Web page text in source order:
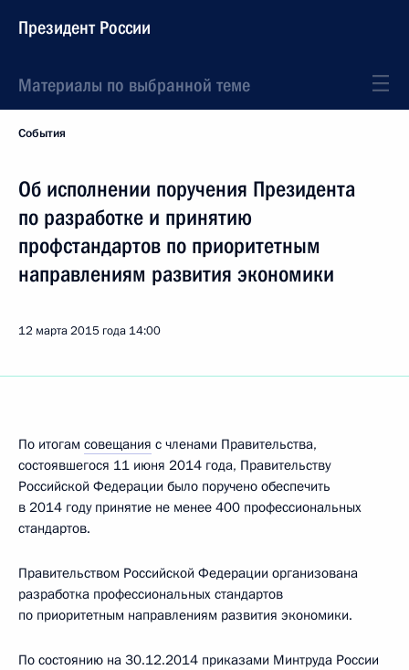
Президент России
Материалы по выбранной теме
События
Об исполнении поручения Президента
по разработке и принятию
профстандартов по приоритетным
направлениям развития экономики
12 марта 2015 года 14:00
По итогам совещания с членами Правительства,
состоявшегося 11 июня 2014 года, Правительству
Российской Федерации было поручено обеспечить
в 2014 году принятие не менее 400 профессиональных
стандартов.
Правительством Российской Федерации организована
разработка профессиональных стандартов
по приоритетным направлениям развития экономики.
По состоянию на 30.12.2014 приказами Минтруда России